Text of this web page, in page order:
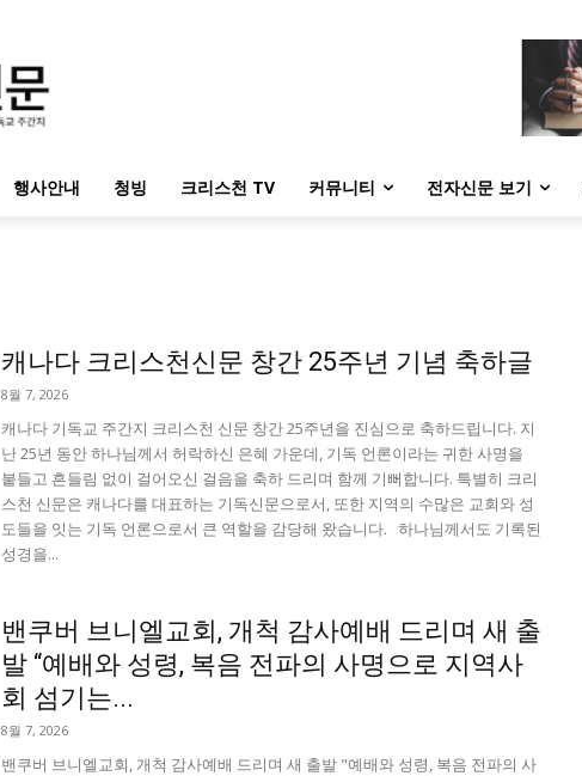
행사안내 청빙 크리스천 TV 커뮤니티 전자신문 보기
캐나다 크리스천신문 창간 25주년 기념 축하글
8월 7, 2026
캐나다 기독교 주간지 크리스천 신문 창간 25주년을 진심으로 축하드립니다. 지
난 25년 동안 하나님께서 허락하신 은혜 가운데, 기독 언론이라는 귀한 사명을
붙들고 흔들림 없이 걸어오신 걸음을 축하 드리며 함께 기뻐합니다. 특별히 크리
스천 신문은 캐나다를 대표하는 기독신문으로서, 또한 지역의 수많은 교회와 성
도들을 잇는 기독 언론으로서 큰 역할을 감당해 왔습니다. 하나님께서도 기록된
성경을...
밴쿠버 브니엘교회, 개척 감사예배 드리며 새 출
발 “예배와 성령, 복음 전파의 사명으로 지역사
회 섬기는...
8월 7, 2026
밴쿠버 브니엘교회, 개척 감사예배 드리며 새 출발 "예배와 성령, 복음 전파의 사